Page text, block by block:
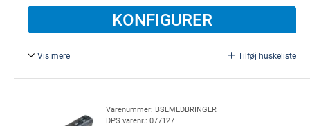
KONFIGURER
Vis mere Tilføj huskeliste
Varenummer: BSLMEDBRINGER
DPS varenr.: 077127